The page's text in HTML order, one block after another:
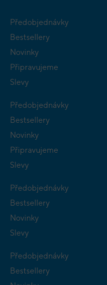
Předobjednávky
Bestsellery
Novinky
Připravujeme
Slevy
Předobjednávky
Bestsellery
Novinky
Připravujeme
Slevy
Předobjednávky
Bestsellery
Novinky
Slevy
Předobjednávky
Bestsellery